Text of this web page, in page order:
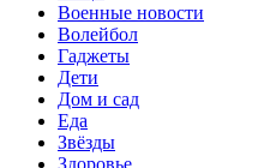
Военные новости
Волейбол
Гаджеты
Дети
Дом и сад
Еда
Звёзды
Здоровье